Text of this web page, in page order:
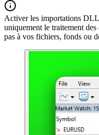
Activer les importations
uniquement le traitement
pas à vos fichiers, fonds ou